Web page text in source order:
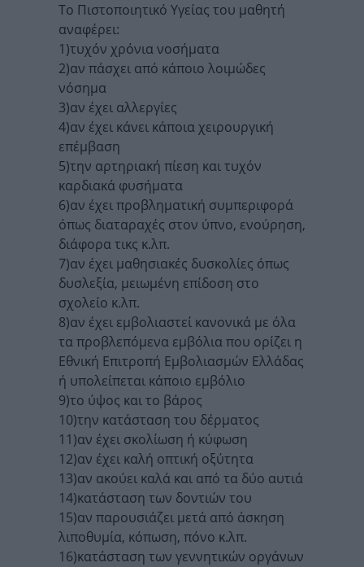
Το Πιστοποιητικό Υγείας του μαθητή
αναφέρει:
1)τυχόν χρόνια νοσήματα
2)αν πάσχει από κάποιο λοιμώδες
νόσημα
3)αν έχει αλλεργίες
4)αν έχει κάνει κάποια χειρουργική
επέμβαση
5)την αρτηριακή πίεση και τυχόν
καρδιακά φυσήματα
6)αν έχει προβληματική συμπεριφορά
όπως διαταραχές στον ύπνο, ενούρηση,
διάφορα τικς κ.λπ.
7)αν έχει μαθησιακές δυσκολίες όπως
δυσλεξία, μειωμένη επίδοση στο
σχολείο κ.λπ.
8)αν έχει εμβολιαστεί κανονικά με όλα
τα προβλεπόμενα εμβόλια που ορίζει η
Εθνική Επιτροπή Εμβολιασμών Ελλάδας
ή υπολείπεται κάποιο εμβόλιο
9)το ύψος και το βάρος
10)την κατάσταση του δέρματος
11)αν έχει σκολίωση ή κύφωση
12)αν έχει καλή οπτική οξύτητα
13)αν ακούει καλά και από τα δύο αυτιά
14)κατάσταση των δοντιών του
15)αν παρουσιάζει μετά από άσκηση
λιποθυμία, κόπωση, πόνο κ.λπ.
16)κατάσταση των γεννητικών οργάνων